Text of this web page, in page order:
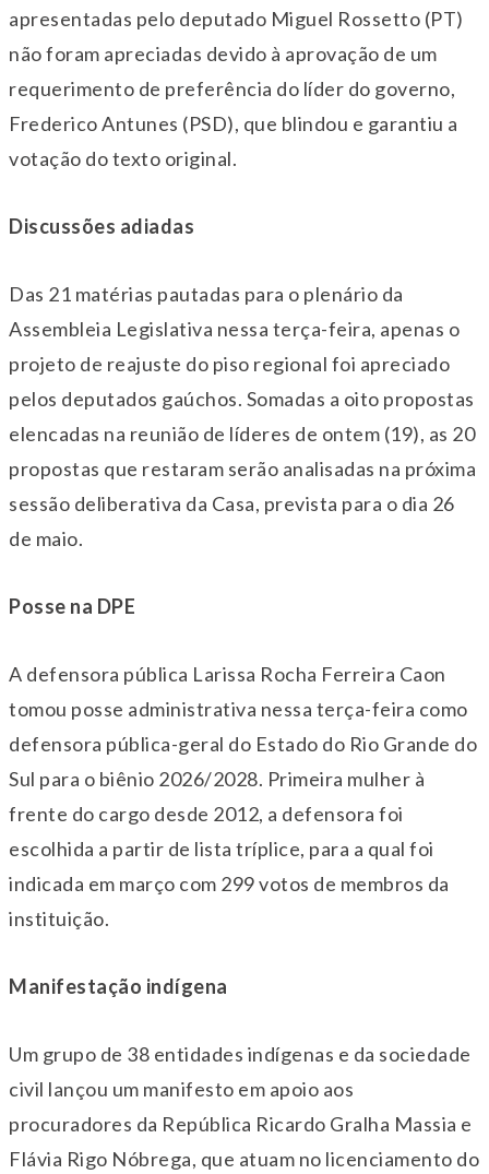
apresentadas pelo deputado Miguel Rossetto (PT)
não foram apreciadas devido à aprovação de um
requerimento de preferência do líder do governo,
Frederico Antunes (PSD), que blindou e garantiu a
votação do texto original.
Discussões adiadas
Das 21 matérias pautadas para o plenário da
Assembleia Legislativa nessa terça-feira, apenas o
projeto de reajuste do piso regional foi apreciado
pelos deputados gaúchos. Somadas a oito propostas
elencadas na reunião de líderes de ontem (19), as 20
propostas que restaram serão analisadas na próxima
sessão deliberativa da Casa, prevista para o dia 26
de maio.
Posse na DPE
A defensora pública Larissa Rocha Ferreira Caon
tomou posse administrativa nessa terça-feira como
defensora pública-geral do Estado do Rio Grande do
Sul para o biênio 2026/2028. Primeira mulher à
frente do cargo desde 2012, a defensora foi
escolhida a partir de lista tríplice, para a qual foi
indicada em março com 299 votos de membros da
instituição.
Manifestação indígena
Um grupo de 38 entidades indígenas e da sociedade
civil lançou um manifesto em apoio aos
procuradores da República Ricardo Gralha Massia e
Flávia Rigo Nóbrega, que atuam no licenciamento do